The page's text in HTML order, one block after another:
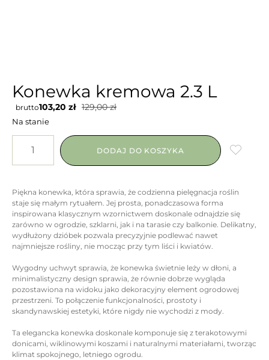
Konewka kremowa 2.3 L
129,00zł
103,20 zł
brutto
Na stanie
DODAJ DO KOSZYKA
Piękna konewka, która sprawia, że codzienna pielęgnacja roślin
staje się małym rytuałem. Jej prosta, ponadczasowa forma
inspirowana klasycznym wzornictwem doskonale odnajdzie się
zarówno w ogrodzie, szklarni, jak i na tarasie czy balkonie. Delikatny,
wydłużony dzióbek pozwala precyzyjnie podlewać nawet
najmniejsze rośliny, nie mocząc przy tym liści i kwiatów.
Wygodny uchwyt sprawia, że konewka świetnie leży w dłoni, a
minimalistyczny design sprawia, że równie dobrze wygląda
pozostawiona na widoku jako dekoracyjny element ogrodowej
przestrzeni. To połączenie funkcjonalności, prostoty i
skandynawskiej estetyki, które nigdy nie wychodzi z mody.
Ta elegancka konewka doskonale komponuje się z terakotowymi
donicami, wiklinowymi koszami i naturalnymi materiałami, tworząc
klimat spokojnego, letniego ogrodu.